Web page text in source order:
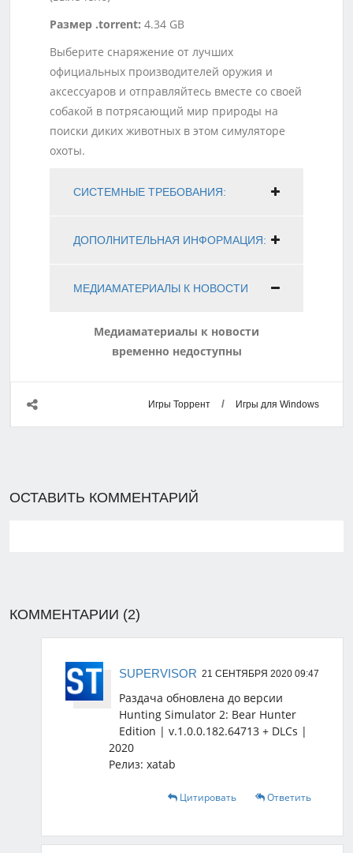
Размер .torrent: 4.34 GB
Выберите снаряжение от лучших
официальных производителей оружия и
аксессуаров и отправляйтесь вместе со своей
собакой в потрясающий мир природы на
поиски диких животных в этом симуляторе
охоты.
СИСТЕМНЫЕ ТРЕБОВАНИЯ:
ДОПОЛНИТЕЛЬНАЯ ИНФОРМАЦИЯ:
МЕДИАМАТЕРИАЛЫ К НОВОСТИ
Медиаматериалы к новости
временно недоступны
Игры Торрент / Игры для Windows
ОСТАВИТЬ КОММЕНТАРИЙ
КОММЕНТАРИИ (2)
SUPERVISOR 21 СЕНТЯБРЯ 2020 09:47
Раздача обновлена до версии
Hunting Simulator 2: Bear Hunter
Edition | v.1.0.0.182.64713 + DLCs |
2020
Релиз: xatab
Цитировать Ответить